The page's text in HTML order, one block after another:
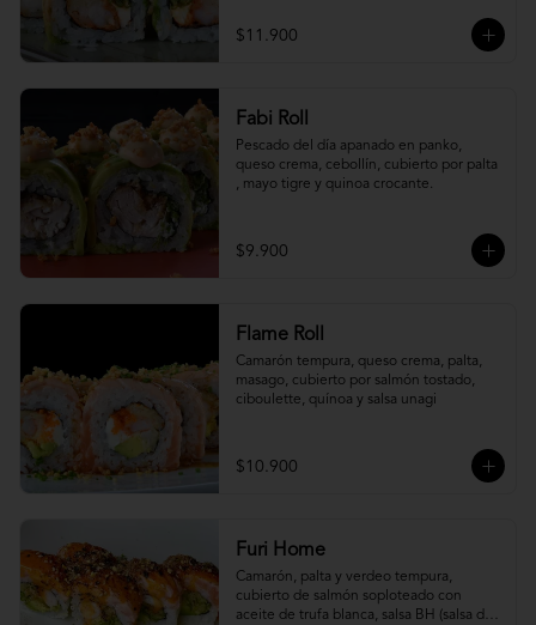
$11.900
Fabi Roll
Pescado del día apanado en panko,
queso crema, cebollín, cubierto por palta
, mayo tigre y quinoa crocante.
$9.900
Flame Roll
Camarón tempura, queso crema, palta,
masago, cubierto por salmón tostado,
ciboulette, quínoa y salsa unagi
$10.900
Furi Home
Camarón, palta y verdeo tempura,
cubierto de salmón soploteado con
aceite de trufa blanca, salsa BH (salsa de